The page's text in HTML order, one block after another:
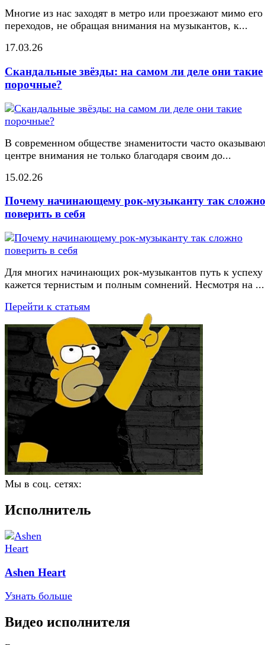
Многие из нас заходят в метро или проезжают мимо его
переходов, не обращая внимания на музыкантов, к...
17.03.26
Скандальные звёзды: на самом ли деле они такие
порочные?
В современном обществе знаменитости часто
центре внимания не только благодаря своим до...
15.02.26
Почему начинающему рок-музыканту так сложно
поверить в себя
Для многих начинающих рок-музыкантов путь к успеху
кажется тернистым и полным сомнений. Несмотря на ...
Перейти к статьям
Мы в соц. сетях:
Исполнитель
Ashen Heart
Узнать больше
Видео исполнителя